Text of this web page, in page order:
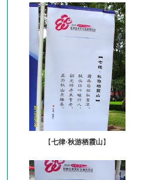
【七律·秋游栖霞山】